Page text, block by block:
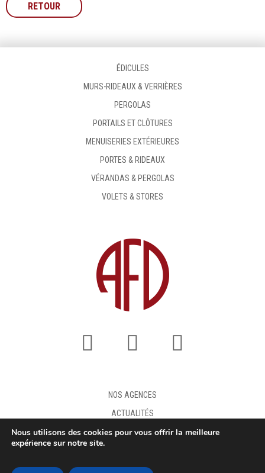
RETOUR
ÉDICULES
MURS-RIDEAUX & VERRIÈRES
PERGOLAS
PORTAILS ET CLÔTURES
MENUISERIES EXTÉRIEURES
PORTES & RIDEAUX
VÉRANDAS & PERGOLAS
VOLETS & STORES
NOS AGENCES
ACTUALITÉS
FAQ
MENTIONS LÉGALES
Nous utilisons des cookies pour vous offrir la meilleure
expérience sur notre site.